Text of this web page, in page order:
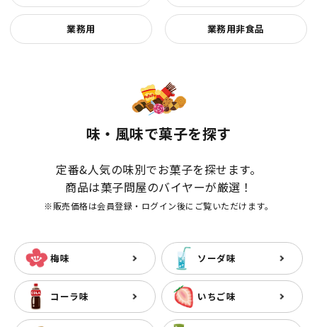
業務用 業務用非食品
味・風味で菓子を探す
定番&人気の味別でお菓子を探せます。
商品は菓子問屋のバイヤーが厳選！
※販売価格は会員登録・ログイン後にご覧いただけます。
梅味 ソーダ味
コーラ味 いちご味